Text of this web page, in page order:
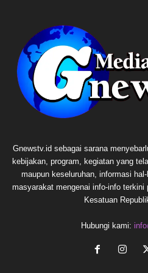
Gnewstv.id sebagai sarana
kebijakan, program, kegiatan yang
maupun keseluruhan, informasi
masyarakat mengenai info-info terkini
Kesatuan
Hubungi kami: